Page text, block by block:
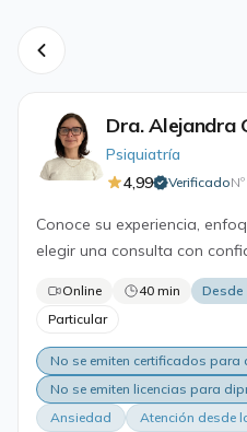
Dra. Alejandra
Psiquiatría
4,99
Verificado
Conoce su experiencia,
elegir una consulta con
Online 40 min Desde
Particular
No se emiten certificados para
No se emiten licencias para
Ansiedad
Atención desde